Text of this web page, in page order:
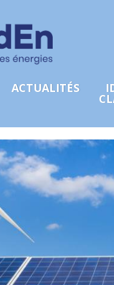
ACTUALITÉS